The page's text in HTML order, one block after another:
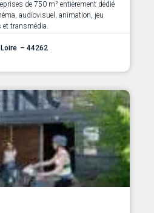
de 750 m² entièrement dédié
audiovisuel, animation, jeu
– 44262